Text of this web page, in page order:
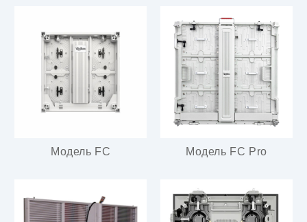
Модель FC Модель FC Pro